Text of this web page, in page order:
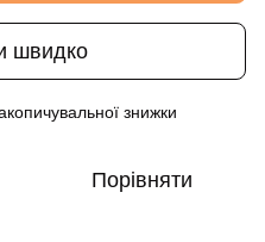
швидко
знижки
Порівняти